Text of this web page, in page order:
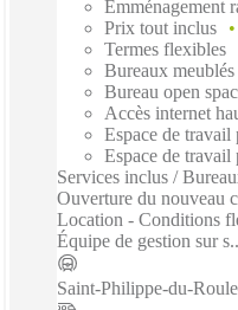
Emménagement
Prix tout inclus
Termes flexibles
Bureaux meublés
Bureau open
Accès internet
Espace de travail
Espace de travail
Services inclus /
Ouverture du nouveau
Location - Conditions
Équipe de gestion sur
Saint-Philippe-du-Roule